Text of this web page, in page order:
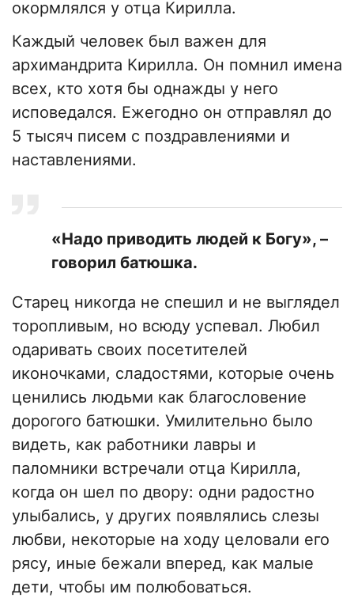
окормлялся у отца Кирилла.
Каждый человек был важен для
архимандрита Кирилла. Он помнил имена
всех, кто хотя бы однажды у него
исповедался. Ежегодно он отправлял до
5 тысяч писем с поздравлениями и
наставлениями.
«Надо приводить людей к Богу», –
говорил батюшка.
Старец никогда не спешил и не выглядел
торопливым, но всюду успевал. Любил
одаривать своих посетителей
иконочками, сладостями, которые очень
ценились людьми как благословение
дорогого батюшки. Умилительно было
видеть, как работники лавры и
паломники встречали отца Кирилла,
когда он шел по двору: одни радостно
улыбались, у других появлялись слезы
любви, некоторые на ходу целовали его
рясу, иные бежали вперед, как малые
дети, чтобы им полюбоваться.